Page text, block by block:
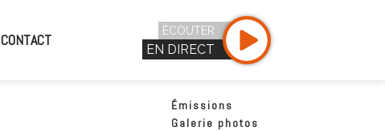
CONTACT
ÉCOUTER
EN DIRECT
Émissions
Galerie photos